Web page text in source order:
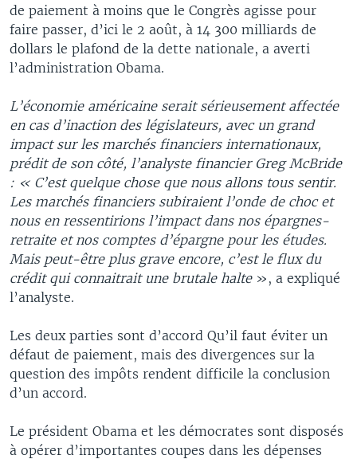
de paiement à moins que le Congrès agisse pour
faire passer, d’ici le 2 août, à 14 300 milliards de
dollars le plafond de la dette nationale, a averti
l’administration Obama.
L’économie américaine serait sérieusement affectée
en cas d’inaction des législateurs, avec un grand
impact sur les marchés financiers internationaux,
prédit de son côté, l’analyste financier Greg McBride
: « C’est quelque chose que nous allons tous sentir.
Les marchés financiers subiraient l’onde de choc et
nous en ressentirions l’impact dans nos épargnes-
retraite et nos comptes d’épargne pour les études.
Mais peut-être plus grave encore, c’est le flux du
crédit qui connaitrait une brutale halte», a expliqué
l’analyste.
Les deux parties sont d’accord Qu’il faut éviter un
défaut de paiement, mais des divergences sur la
question des impôts rendent difficile la conclusion
d’un accord.
Le président Obama et les démocrates sont disposés
à opérer d’importantes coupes dans les dépenses